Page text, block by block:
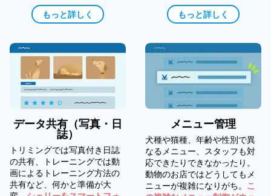
もっと詳しく
もっと詳しく
データ共有（写真・日
誌）
トリミングでは写真付き日誌
の共有、トレーニングでは動
画によるトレーニング方法の
共有など、何かと準備が大
メニュー管理
犬種や猫種、年齢や性別で異
なるメニュー、スタッフも対
応できたりできなかったり。
動物のお店ではどうしてもメ
ニューが複雑になりがち。 こ